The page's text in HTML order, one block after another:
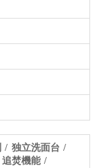
独立洗面台
追焚機能